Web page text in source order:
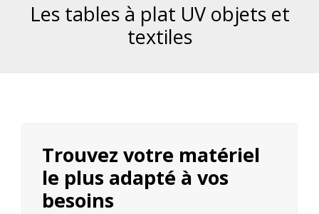
Les tables à plat UV objets et
textiles
Trouvez votre matériel
le plus adapté à vos
besoins